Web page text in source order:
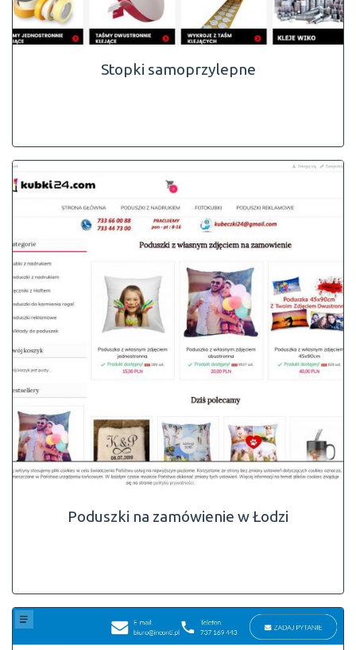
Stopki samoprzylepne
Poduszki na zamówienie w Łodzi